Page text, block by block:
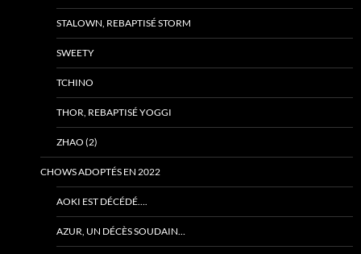
STALOWN, REBAPTISÉ STORM
SWEETY
TCHINO
THOR, REBAPTISÉ YOGGI
ZHAO (2)
CHOWS ADOPTÉS EN 2022
AOKI EST DÉCÉDÉ….
AZUR, UN DÉCÈS SOUDAIN…